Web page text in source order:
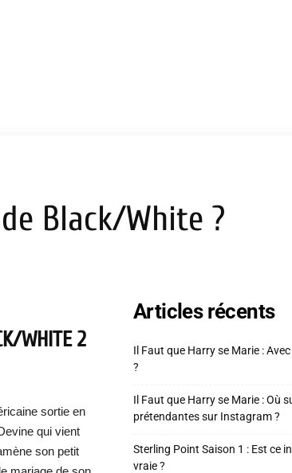
Black/White ?
WHITE 2
sortie en
qui vient
son petit
Articles récents
Il Faut que Harry se Marie :
?
Il Faut que Harry se Marie : Où
prétendantes sur Instagram ?
Sterling Point Saison 1 : Est ce
vraie ?